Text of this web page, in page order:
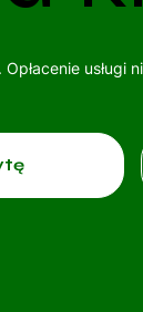
usługi